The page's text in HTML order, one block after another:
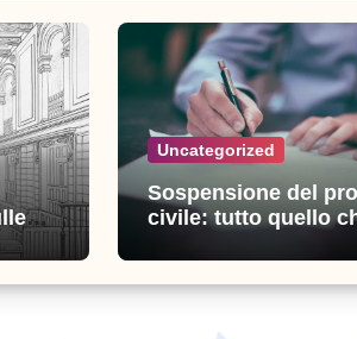
Uncategorized
Sospensione del
civile: tutto quello